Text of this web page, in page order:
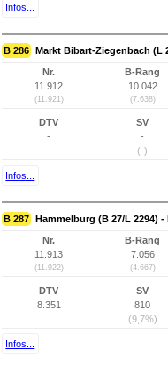
Infos...
B 286 Markt Bibart-Ziegenbach (L
Nr.
11.912
(11.921)
B-Rang
10.042
(7.638)
DTV
-
SV
-
(-)
Infos...
B 287 Hammelburg (B 27/L 2294)
Nr.
11.913
(11.922)
B-Rang
7.056
(4.667)
DTV
8.351
SV
810
(9,7%)
Infos...